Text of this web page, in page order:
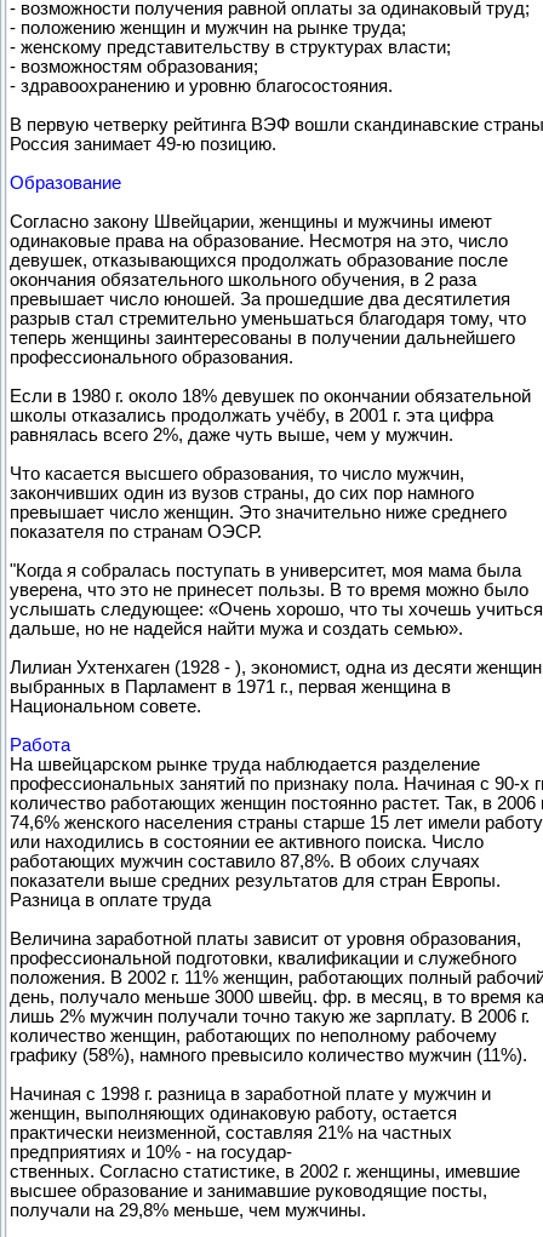
- возможности получения равной оплаты за одинаковый труд;
- положению женщин и мужчин на рынке труда;
- женскому представительству в структурах власти;
- возможностям образования;
- здравоохранению и уровню благосостояния.
В первую четверку рейтинга ВЭФ вошли скандинавские
Россия занимает 49-ю позицию.
Образование
Согласно закону Швейцарии, женщины и мужчины имеют
одинаковые права на образование. Несмотря на это, число
девушек, отказывающихся продолжать образование после
окончания обязательного школьного обучения, в 2 раза
превышает число юношей. За прошедшие два десятилетия
разрыв стал стремительно уменьшаться благодаря тому, что
теперь женщины заинтересованы в получении дальнейшего
профессионального образования.
Если в 1980 г. около 18% девушек по окончании обязательной
школы отказались продолжать учёбу, в 2001 г. эта цифра
равнялась всего 2%, даже чуть выше, чем у мужчин.
Что касается высшего образования, то число мужчин,
закончивших один из вузов страны, до сих пор намного
превышает число женщин. Это значительно ниже среднего
показателя по странам ОЭСР.
"Когда я собралась поступать в университет, моя мама была
уверена, что это не принесет пользы. В то время можно было
услышать следующее: «Очень хорошо, что ты хочешь учиться
дальше, но не надейся найти мужа и создать семью».
Лилиан Ухтенхаген (1928 - ), экономист, одна из десяти
выбранных в Парламент в 1971 г., первая женщина в
Национальном совете.
Работа
На швейцарском рынке труда наблюдается разделение
профессиональных занятий по признаку пола. Начиная с 90-х
количество работающих женщин постоянно растет. Так, в 2006
74,6% женского населения страны старше 15 лет имели работу
или находились в состоянии ее активного поиска. Число
работающих мужчин составило 87,8%. В обоих случаях
показатели выше средних результатов для стран Европы.
Разница в оплате труда
Величина заработной платы зависит от уровня образования,
профессиональной подготовки, квалификации и служебного
положения. В 2002 г. 11% женщин, работающих полный
день, получало меньше 3000 швейц. фр. в месяц, в то время
лишь 2% мужчин получали точно такую же зарплату. В 2006 г.
количество женщин, работающих по неполному рабочему
графику (58%), намного превысило количество мужчин (11%).
Начиная с 1998 г. разница в заработной плате у мужчин и
женщин, выполняющих одинаковую работу, остается
практически неизменной, составляя 21% на частных
предприятиях и 10% - на государ-
ственных. Согласно статистике, в 2002 г. женщины, имевшие
высшее образование и занимавшие руководящие посты,
получали на 29,8% меньше, чем мужчины.